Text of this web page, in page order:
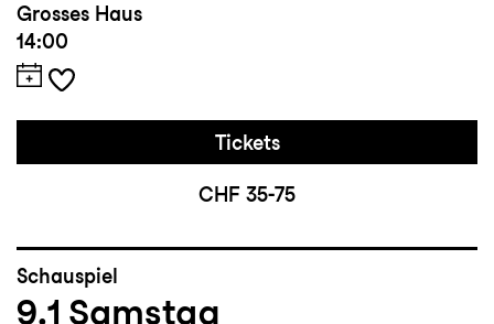
Grosses Haus
14:00
Tickets
CHF 35-75
Schauspiel
9.1 Samstag